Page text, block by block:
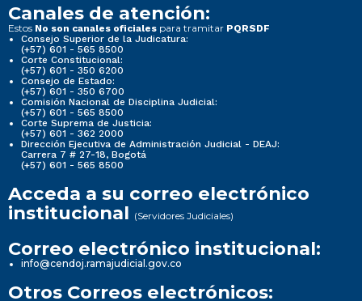
Canales de atención:
Estos No son canales oficiales para tramitar PQRSDF
Consejo Superior de la Judicatura:
(+57) 601 - 565 8500
Corte Constitucional:
(+57) 601 - 350 6200
Consejo de Estado:
(+57) 601 - 350 6700
Comisión Nacional de Disciplina Judicial:
(+57) 601 - 565 8500
Corte Suprema de Justicia:
(+57) 601 - 362 2000
Dirección Ejecutiva de Administración Judicial - DEAJ:
Carrera 7 # 27-18, Bogotá
(+57) 601 - 565 8500
Acceda a su correo electrónico
institucional (Servidores Judiciales)
Correo electrónico institucional:
info@cendoj.ramajudicial.gov.co
Otros Correos electrónicos: